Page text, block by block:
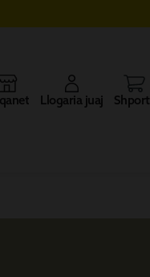
Llogaria juaj Shporta